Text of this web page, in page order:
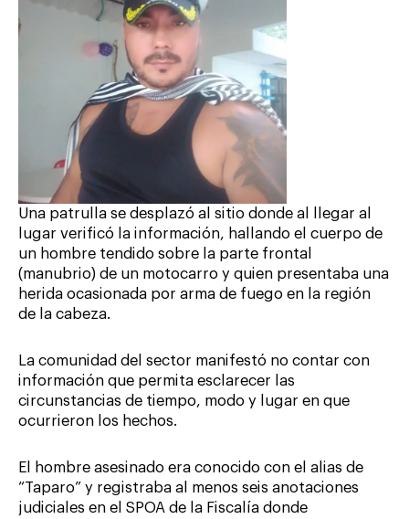
Una patrulla se desplazó al sitio donde al llegar al
lugar verificó la información, hallando el cuerpo de
un hombre tendido sobre la parte frontal
(manubrio) de un motocarro y quien presentaba una
herida ocasionada por arma de fuego en la región
de la cabeza.
La comunidad del sector manifestó no contar con
información que permita esclarecer las
circunstancias de tiempo, modo y lugar en que
ocurrieron los hechos.
El hombre asesinado era conocido con el alias de
“Taparo” y registraba al menos seis anotaciones
judiciales en el SPOA de la Fiscalía donde